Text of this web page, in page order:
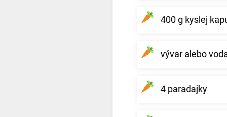
400 g kyslej
vývar alebo
4 paradajky